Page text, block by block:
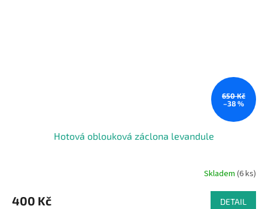
650 Kč
–38 %
Hotová oblouková záclona levandule
Skladem (6 ks)
400 Kč DETAIL